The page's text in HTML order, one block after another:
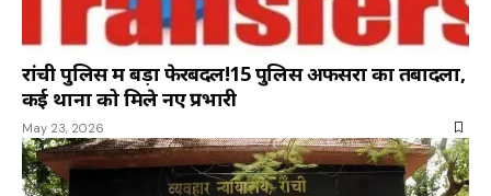
रांची पुलिस में बड़ा फेरबदल!15 पुलिस अफसरों का तबादला,
कई थानों को मिले नए प्रभारी
May 23, 2026